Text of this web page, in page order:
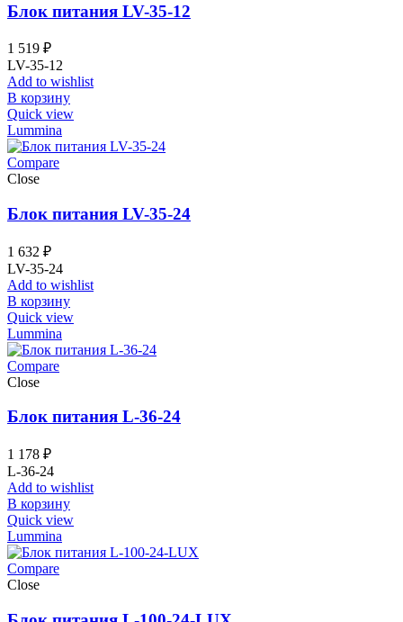
Блок питания LV-35-12
1 519 ₽
LV-35-12
Add to wishlist
В корзину
Quick view
Lummina
Compare
Close
Блок питания LV-35-24
1 632 ₽
LV-35-24
Add to wishlist
В корзину
Quick view
Lummina
Compare
Close
Блок питания L-36-24
1 178 ₽
L-36-24
Add to wishlist
В корзину
Quick view
Lummina
Compare
Close